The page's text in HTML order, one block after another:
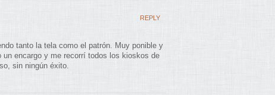
tanto la tela como el patrón. Muy ponible y
encargo y me recorrí todos los kioskos de
sin ningún éxito.
REPLY